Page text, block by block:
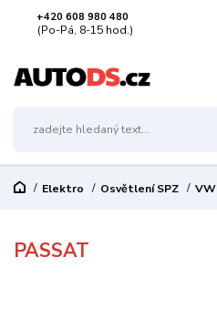
+420 608 980 480
(Po-Pá, 8-15 hod.)
Elektro Osvětlení SPZ VW
PASSAT